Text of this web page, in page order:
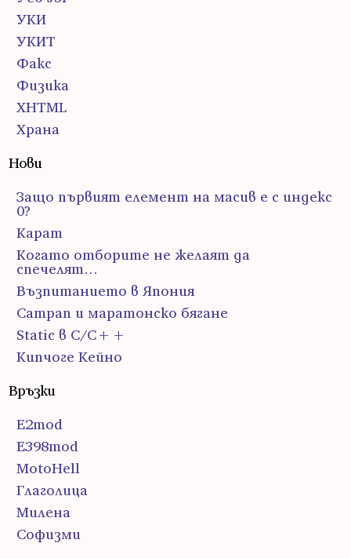
УКИ
УКИТ
Факс
Физика
ХHTML
Храна
Нови
Защо първият елемент на масив е с индекс
0?
Карат
Когато отборите не желаят да
спечелят…
Възпитанието в Япония
Сатрап и маратонско бягане
Static в C/C++
Кипчоге Кейно
Връзки
E2mod
E398mod
MotoHell
Глаголица
Милена
Софизми